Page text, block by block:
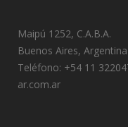
Maipú 1252, C.A.B.A.
Buenos Aires, Argentina
Teléfono: +54 11
ar.com.ar